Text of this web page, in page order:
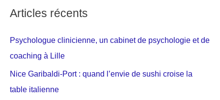
Articles récents
Psychologue clinicienne, un cabinet de psychologie et de
coaching à Lille
Nice Garibaldi-Port : quand l’envie de sushi croise la
table italienne